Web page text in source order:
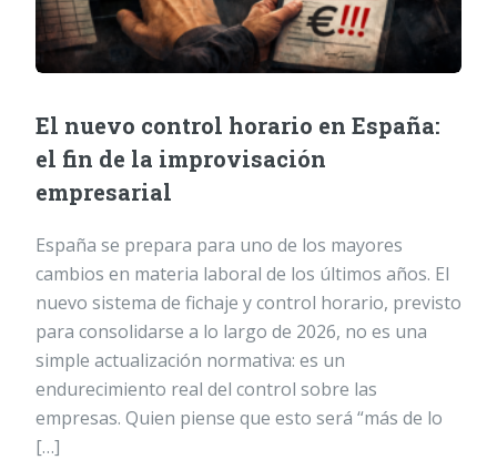
El nuevo control horario en España:
el fin de la improvisación
empresarial
España se prepara para uno de los mayores
cambios en materia laboral de los últimos años. El
nuevo sistema de fichaje y control horario, previsto
para consolidarse a lo largo de 2026, no es una
simple actualización normativa: es un
endurecimiento real del control sobre las
empresas. Quien piense que esto será “más de lo
[…]